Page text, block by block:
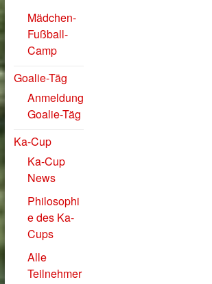
Mädchen-
Fußball-
Camp
Goalie-Täg
Anmeldung
Goalie-Täg
Ka-Cup
Ka-Cup
News
Philosophi
e des Ka-
Cups
Alle
Teilnehmer